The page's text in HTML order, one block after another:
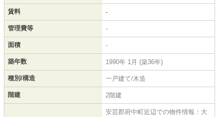
賃料 -
管理費等 -
面積 -
築年数 1990年 1月 (築36年)
種別/構造 一戸建て/木造
階建 2階建
安芸郡府中町近辺での物件情報：大